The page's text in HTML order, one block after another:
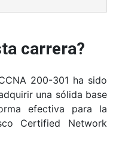
carrera?
200-301 ha sido
una sólida base
efectiva para la
Certified Network